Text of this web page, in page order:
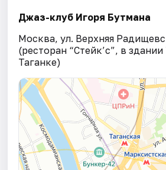
Джаз-клуб Игоря Бутмана
Москва, ул. Верхняя
(ресторан “Стейк’c”, в
Таганке)